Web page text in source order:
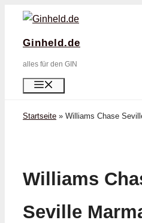
Zum
springen
Ginheld.de
alles für den GIN
Startseite » Williams Chase
Williams
Seville